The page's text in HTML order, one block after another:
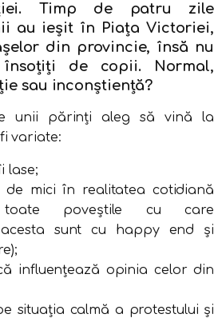
Timp de patru zile
au ieșit în Piața Victoriei,
din provincie, însă nu
de copii. Normal,
sau inconștiență?
unii părinți aleg să vină la
variate:
lase;
mici în realitatea cotidiană
poveștile cu care
acesta sunt cu happy end și
influențează opinia celor din
situația calmă a protestului și